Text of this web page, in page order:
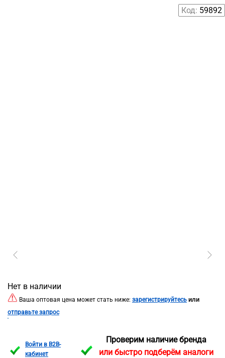
Код: 59892
Нет в наличии
Ваша оптовая цена может стать ниже: зарегистрируйтесь или
отправьте запрос
Войти в B2B-
кабинет
Проверим наличие бренда
или быстро подберём аналоги